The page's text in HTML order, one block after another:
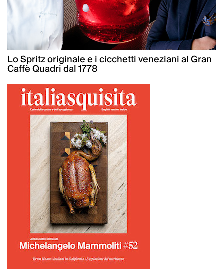
Lo Spritz originale e i cicchetti veneziani al Gran
Caffè Quadri dal 1778